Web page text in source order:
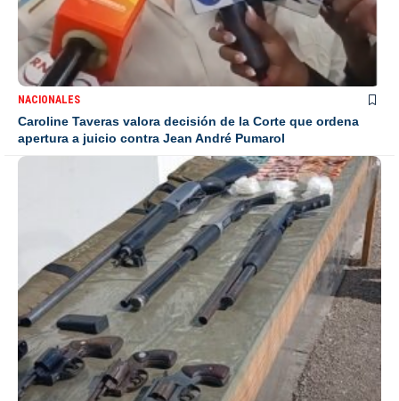
NACIONALES
Caroline Taveras valora decisión de la Corte que ordena
apertura a juicio contra Jean André Pumarol